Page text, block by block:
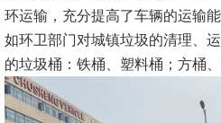
环运输，充分提高了车辆的运输
如环卫部门对城镇垃圾的清理、
的垃圾桶：铁桶、塑料桶；方桶、